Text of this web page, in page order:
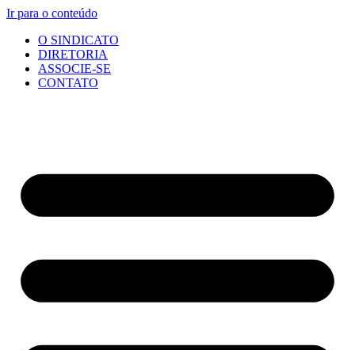
Ir para o conteúdo
O SINDICATO
DIRETORIA
ASSOCIE-SE
CONTATO